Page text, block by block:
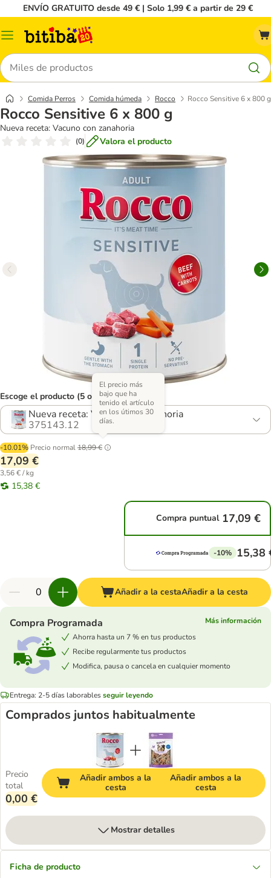
ENVÍO GRATUITO desde 49 € | Solo 1,99 € a partir de 29 €
Menú
Buscar
Comida Perros Comida húmeda Rocco Rocco Sensitive 6 x 800 g
Rocco Sensitive 6 x 800 g
Nueva receta: Vacuno con zanahoria
(0) Valora el producto
Escoge el producto (5 opciones)
Nueva receta: Vacuno con zanahoria
375143.12
-10.01% Precio normal18,99 €
El precio más
bajo que ha
tenido el artículo
en los útimos 30
días.
17,09 €
3,56 € / kg
15,38 €
Compra puntual 17,09 €
-10% 15,38
Añadir a la cestaAñadir a la cesta
Compra Programada
Más información
Ahorra hasta un 7 % en tus productos
Recibe regularmente tus productos
Modifica, pausa o cancela en cualquier momento
Entrega: 2-5 días laborablesseguir leyendo
Comprados juntos habitualmente
Precio
total
0,00 €
Añadir ambos a la
cesta
Añadir ambos a la
cesta
Mostrar detalles
Ficha de producto